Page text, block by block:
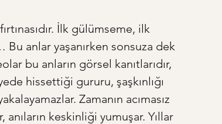
İlk gülümseme, ilk
anlar yaşanırken sonsuza dek
bu anların görsel kanıtlarıdır,
hissettiği gururu, şaşkınlığı
Zamanın acımasız
anıların keskinliği yumuşar. Yıllar